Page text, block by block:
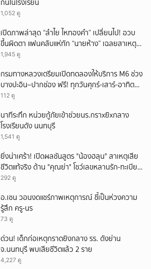
กันในโรงเรียน
1,052 ดู
เปิดภาพล่าสุด “ลำไย ไหทองคำ” เปลี่ยนไป! อวบ
ขึ้นผิดตา แฟนคลับแห่ทัก “นายห้าง” เฉลยสาเหตุ
ชัด!
1,945 ดู
กรมทางหลวงเตรียมเปิดทดลองให้บริการ M6 ช่วง
บางปะอิน–ปากช่อง ฟรี! ทุกวันศุกร์-เสาร์-อาทิตย์
เริ่มศุกร์ที่ 21 สิงหาคม 2569 นี้
112 ดู
นาทีระทึก หน่วยกู้ภัยเข้าช่วยนร.กราxยิxกลาง
โรงเรียนดัง นนทบุรี
1,541 ดู
ยิ่งน่าเศร้า! เปิดผลชันสูตร "น้องฮลุน" สาเหตุเสีย
ชีวิตแท้จริง ด้าน "คุณย่า" โชว์เลขหลานรัก-ทะเบียน
รถเคลื่อนร่าง!
292 ดู
อ.เชน วอนงดแชร์ภาพเหตุการณ์ ชี้เป็นห่วงความ
รู้สึก ครู-นร
73 ดู
ด่วน! เด็กก่อเหตุกราดยิงกลาง รร. ดังย่าน
จ.นนทบุรี พบเสียชีวิตแล้ว 2 ราย
4,227 ดู